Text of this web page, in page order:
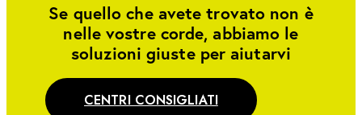
Se quello che avete trovato non è
nelle vostre corde, abbiamo le
soluzioni giuste per aiutarvi
CENTRI CONSIGLIATI